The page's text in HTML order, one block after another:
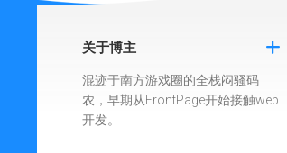
关于博主
混迹于南方游戏圈的全栈闷骚码
农，早期从FrontPage开始接触web
开发。